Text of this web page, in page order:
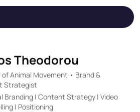
Theodorou
Animal Movement • Brand &
Strategist
Branding | Content Strategy | Video
| Positioning